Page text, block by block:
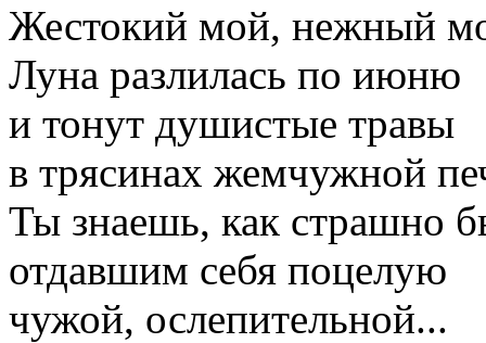
Жестокий мой, нежный
Луна разлилась по июню
и тонут душистые травы
в трясинах жемчужной
Ты знаешь, как страшно
отдавшим себя поцелую
чужой, ослепительной...